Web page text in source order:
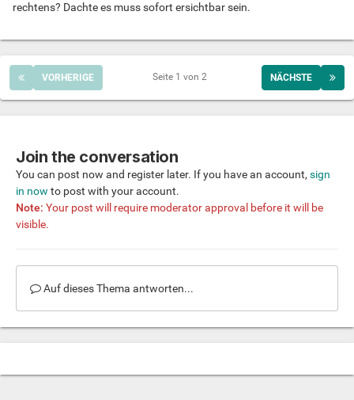
rechtens? Dachte es muss sofort ersichtbar sein.
VORHERIGE NÄCHSTE
Seite 1 von 2
Join the conversation
You can post now and register later. If you have an account, sign
in now to post with your account.
Note: Your post will require moderator approval before it will be
visible.
Auf dieses Thema antworten...